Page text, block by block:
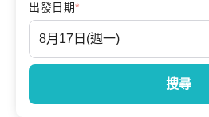
出發日期*
搜尋